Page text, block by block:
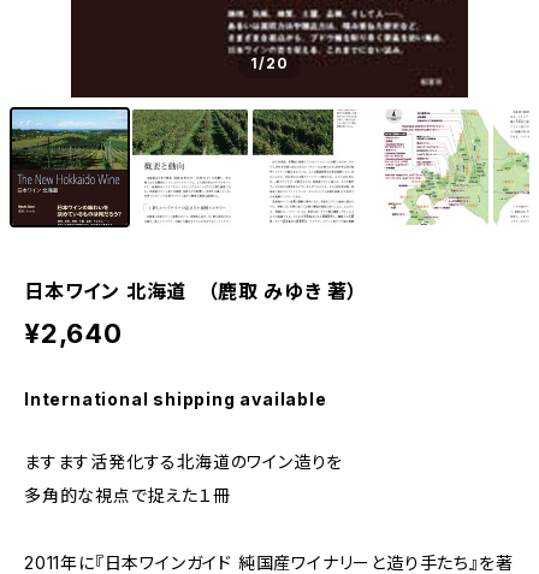
1/20
日本ワイン 北海道 （鹿取 みゆき 著）
¥2,640
International shipping available
ますます活発化する北海道のワイン造りを
多角的な視点で捉えた１冊
2011年に『日本ワインガイド 純国産ワイナリーと造り手たち』を著